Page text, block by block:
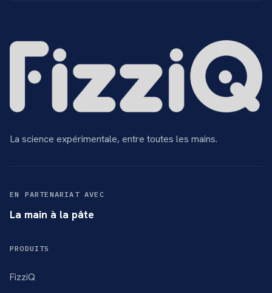
La science expérimentale, entre toutes les mains.
EN PARTENARIAT AVEC
La main à la pâte
PRODUITS
FizziQ